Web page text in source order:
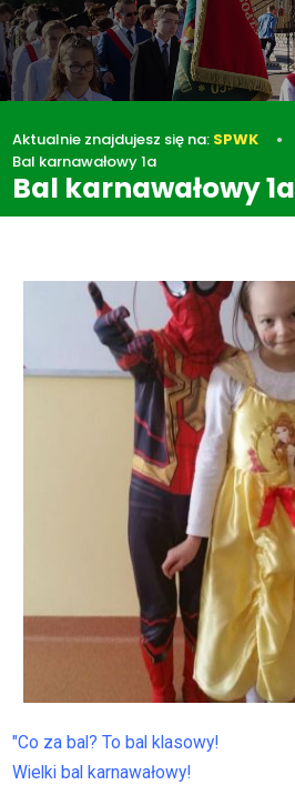
Aktualnie znajdujesz się na: SPWK
Bal karnawałowy 1a
Bal karnawałowy 1a
"Co za bal? To bal klasowy!
Wielki bal karnawałowy!